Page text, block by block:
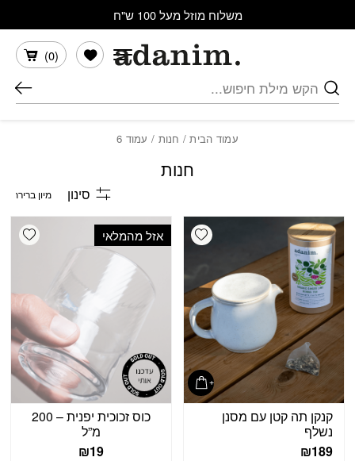
משלוח מוזל מעל 100 ש"ח
חיפוש
(
0
)
הרשימה שלי
עמוד הבית/ חנות / עמוד 6
חנות
סינון
Add wishlist
קנקן תה קטן עם מסנן
נשלף
₪189
אזל מהמלאי
כוס זכוכית יפנית – 200
מ”ל
₪19